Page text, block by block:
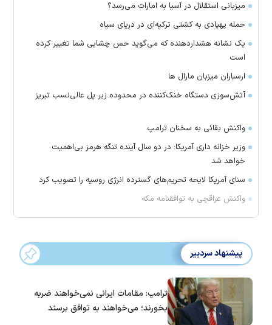
میزبانی استقلال در آسیا به امارات می‌رسد؟
حمله پهپادی به کشتی ترکیه‌ای در دریای سیاه
یک نشانه هشداردهنده که می‌گوید حس چشایی شما تغییر کرده
است
ارسباران میزبان مارال ها
آتش‌سوزی دستگاه خنک‌کننده در محدوده زیر پل عالی‌نسب تبریز
واکنش بقائی به سخنان ترامپ
وزیر خزانه داری آمریکا: در دو سال آینده تنگه هرمز بی‌اهمیت
خواهد شد
سنای آمریکا لایحه تحریم‌های گسترده انرژی روسیه را تصویب کرد
واکنش عراقچی به توافقنامه مکه
پیشنهاد سردبیر
ترامپ: مقامات ایرانی نمی‌خواهند ضربه
بخورند؛ می‌خواهند به توافق برسند